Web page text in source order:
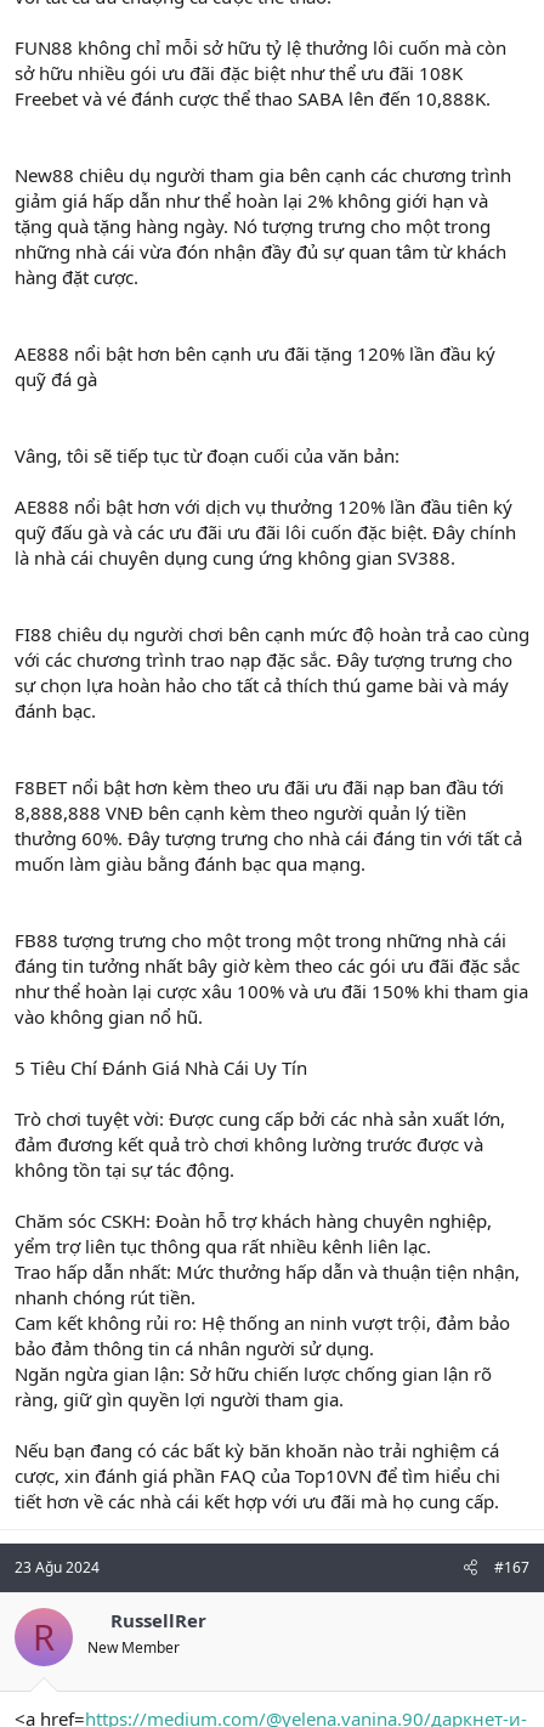
FUN88 không chỉ mỗi sở hữu tỷ lệ thưởng lôi cuốn mà còn
sở hữu nhiều gói ưu đãi đặc biệt như thể ưu đãi 108K
Freebet và vé đánh cược thể thao SABA lên đến 10,888K.
New88 chiêu dụ người tham gia bên cạnh các chương trình
giảm giá hấp dẫn như thể hoàn lại 2% không giới hạn và
tặng quà tặng hàng ngày. Nó tượng trưng cho một trong
những nhà cái vừa đón nhận đầy đủ sự quan tâm từ khách
hàng đặt cược.
AE888 nổi bật hơn bên cạnh ưu đãi tặng 120% lần đầu ký
quỹ đá gà
Vâng, tôi sẽ tiếp tục từ đoạn cuối của văn bản:
AE888 nổi bật hơn với dịch vụ thưởng 120% lần đầu tiên ký
quỹ đấu gà và các ưu đãi ưu đãi lôi cuốn đặc biệt. Đây chính
là nhà cái chuyên dụng cung ứng không gian SV388.
FI88 chiêu dụ người chơi bên cạnh mức độ hoàn trả cao cùng
với các chương trình trao nạp đặc sắc. Đây tượng trưng cho
sự chọn lựa hoàn hảo cho tất cả thích thú game bài và máy
đánh bạc.
F8BET nổi bật hơn kèm theo ưu đãi ưu đãi nạp ban đầu tới
8,888,888 VNĐ bên cạnh kèm theo người quản lý tiền
thưởng 60%. Đây tượng trưng cho nhà cái đáng tin với tất cả
muốn làm giàu bằng đánh bạc qua mạng.
FB88 tượng trưng cho một trong một trong những nhà cái
đáng tin tưởng nhất bây giờ kèm theo các gói ưu đãi đặc sắc
như thể hoàn lại cược xâu 100% và ưu đãi 150% khi tham gia
vào không gian nổ hũ.
5 Tiêu Chí Đánh Giá Nhà Cái Uy Tín
Trò chơi tuyệt vời: Được cung cấp bởi các nhà sản xuất lớn,
đảm đương kết quả trò chơi không lường trước được và
không tồn tại sự tác động.
Chăm sóc CSKH: Đoàn hỗ trợ khách hàng chuyên nghiệp,
yểm trợ liên tục thông qua rất nhiều kênh liên lạc.
Trao hấp dẫn nhất: Mức thưởng hấp dẫn và thuận tiện nhận,
nhanh chóng rút tiền.
Cam kết không rủi ro: Hệ thống an ninh vượt trội, đảm bảo
bảo đảm thông tin cá nhân người sử dụng.
Ngăn ngừa gian lận: Sở hữu chiến lược chống gian lận rõ
ràng, giữ gìn quyền lợi người tham gia.
Nếu bạn đang có các bất kỳ băn khoăn nào trải nghiệm cá
cược, xin đánh giá phần FAQ của Top10VN để tìm hiểu chi
tiết hơn về các nhà cái kết hợp với ưu đãi mà họ cung cấp.
23 Ağu 2024 #167
R RussellRer
New Member
<a href=https://medium.com/@yelena.vanina.90/даркнет-и-